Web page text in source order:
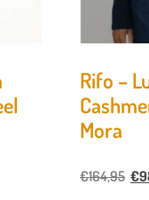
Rifo –
Mora
€164,95 €